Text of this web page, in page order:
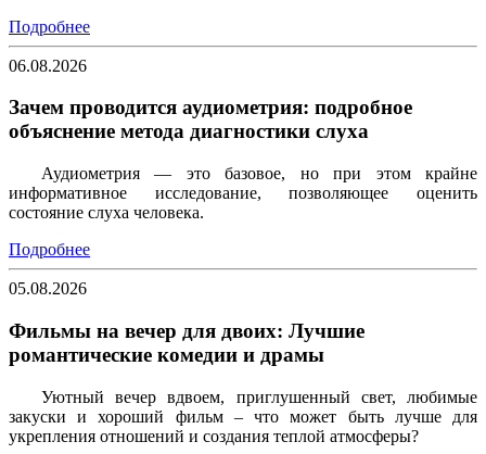
Подробнее
06.08.2026
Зачем проводится аудиометрия: подробное
объяснение метода диагностики слуха
Аудиометрия — это базовое, но при этом крайне
информативное исследование, позволяющее оценить
состояние слуха человека.
Подробнее
05.08.2026
Фильмы на вечер для двоих: Лучшие
романтические комедии и драмы
Уютный вечер вдвоем, приглушенный свет, любимые
закуски и хороший фильм – что может быть лучше для
укрепления отношений и создания теплой атмосферы?